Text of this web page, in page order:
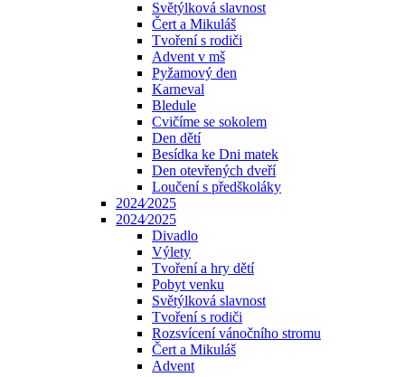
Světýlková slavnost
Čert a Mikuláš
Tvoření s rodiči
Advent v mš
Pyžamový den
Karneval
Bledule
Cvičíme se sokolem
Den dětí
Besídka ke Dni matek
Den otevřených dveří
Loučení s předškoláky
2024⁄2025
2024⁄2025
Divadlo
Výlety
Tvoření a hry dětí
Pobyt venku
Světýlková slavnost
Tvoření s rodiči
Rozsvícení vánočního stromu
Čert a Mikuláš
Advent